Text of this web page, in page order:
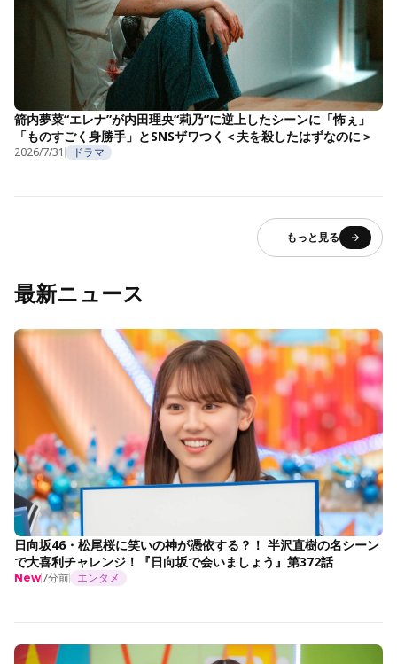
箭内夢菜“エレナ”が内田理央“莉乃”に逆上したシーンに「怖ぇ」
「ものすごく身勝手」とSNSザワつく＜夫を殺したはずなのに＞
2026/7/31 ドラマ
もっと見る
最新ニュース
日向坂46・松尾桜に笑いの神が憑依する？！ 半沢直樹の名シーン
で大喜利チャレンジ！『日向坂で会いましょう』第372話
New7分前 エンタメ